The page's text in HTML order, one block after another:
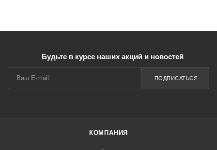
Будьте в курсе наших акций и новостей
ПОДПИСАТЬСЯ
КОМПАНИЯ